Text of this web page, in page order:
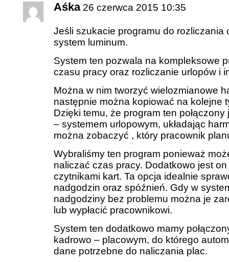
Aśka 26 czerwca 2015 10:35
Jeśli szukacie programu do rozliczania
system luminum.
System ten pozwala na kompleksowe
czasu pracy oraz rozliczanie urlopów i
Można w nim tworzyć wielozmianowe
następnie można kopiować na kolejne
Dzięki temu, że program ten połączony
– systemem urlopowym, układając
można zobaczyć , który pracownik
Wybraliśmy ten program ponieważ
naliczać czas pracy. Dodatkowo jest
czytnikami kart. Ta opcja idealnie
nadgodzin oraz spóźnień. Gdy w
nadgodziny bez problemu można je
lub wypłacić pracownikowi.
System ten dodatkowo mamy
kadrowo – placowym, do którego
dane potrzebne do naliczania plac.